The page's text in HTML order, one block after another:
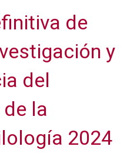
de
y
del
la
2024